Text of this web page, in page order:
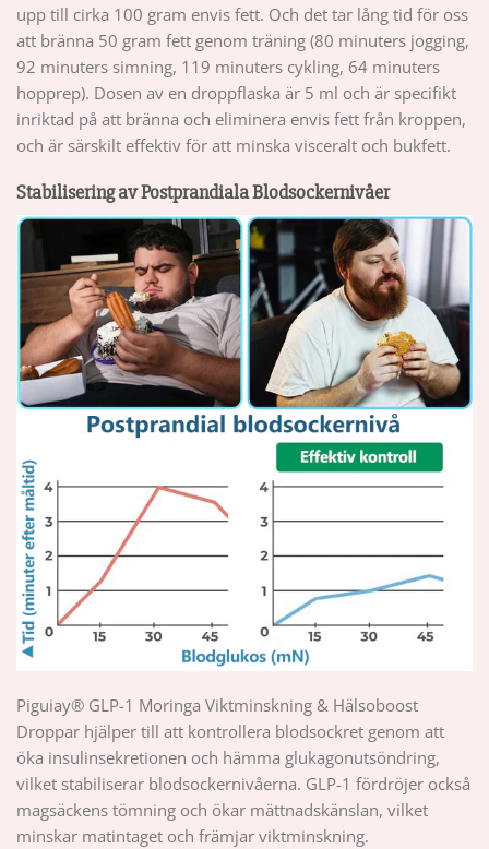
upp till cirka 100 gram envis fett. Och det tar lång tid för oss
att bränna 50 gram fett genom träning (80 minuters jogging,
92 minuters simning, 119 minuters cykling, 64 minuters
hopprep). Dosen av en droppflaska är 5 ml och är specifikt
inriktad på att bränna och eliminera envis fett från kroppen,
och är särskilt effektiv för att minska visceralt och bukfett.
Stabilisering av Postprandiala Blodsockernivåer
Piguiay® GLP-1 Moringa Viktminskning & Hälsoboost
Droppar hjälper till att kontrollera blodsockret genom att
öka insulinsekretionen och hämma glukagonutsöndring,
vilket stabiliserar blodsockernivåerna. GLP-1 fördröjer också
magsäckens tömning och ökar mättnadskänslan, vilket
minskar matintaget och främjar viktminskning.